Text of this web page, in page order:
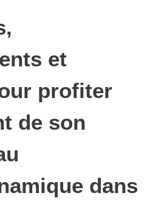
et
profiter
de son
dans